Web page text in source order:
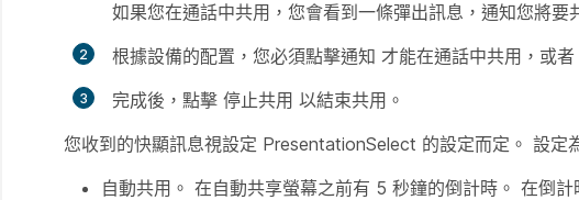
如果您在通話中共用，您會看到一條彈出訊息，通知您將要
根據設備的配置，您必須點擊通知 才能在通話中共用，或者
完成後，點擊 停止共用 以結束共用。
您收到的快顯訊息視設定 PresentationSelect 的設定而定。 設定
自動共用 。 在自動共享螢幕之前有 5 秒鐘的倒計時。 在倒